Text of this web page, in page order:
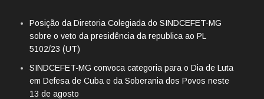
Posição da Diretoria Colegiada do SINDCEFET-MG
sobre o veto da presidência da republica ao PL
5102/23 (UT)
SINDCEFET-MG convoca categoria para o Dia de Luta
em Defesa de Cuba e da Soberania dos Povos neste
13 de agosto